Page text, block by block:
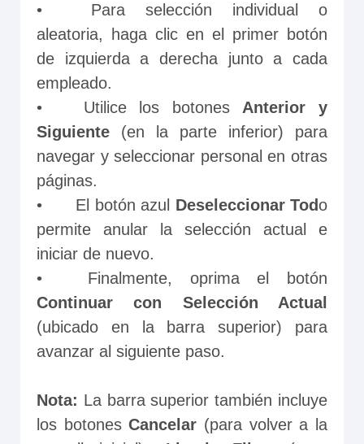
•	Para selección individual o
aleatoria, haga clic en el primer botón
de izquierda a derecha junto a cada
empleado.
•	Utilice los botones Anterior y
Siguiente (en la parte inferior) para
navegar y seleccionar personal en otras
páginas.
•	El botón azul Deseleccionar Todo
permite anular la selección actual e
iniciar de nuevo.
Continuar con Selección Actual
(ubicado en la barra superior) para
avanzar al siguiente paso.
Nota: La barra superior también incluye
los botones Cancelar (para volver a la